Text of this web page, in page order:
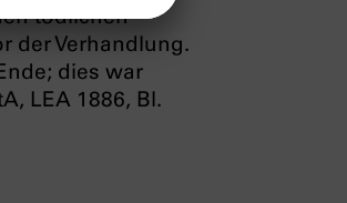
tödlichen
der Verhandlung.
dies war
LEA 1886, Bl.